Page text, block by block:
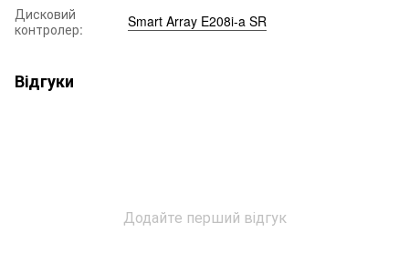
Дисковий
контролер:
Smart Array E208i-a SR
Відгуки
Додайте перший відгук